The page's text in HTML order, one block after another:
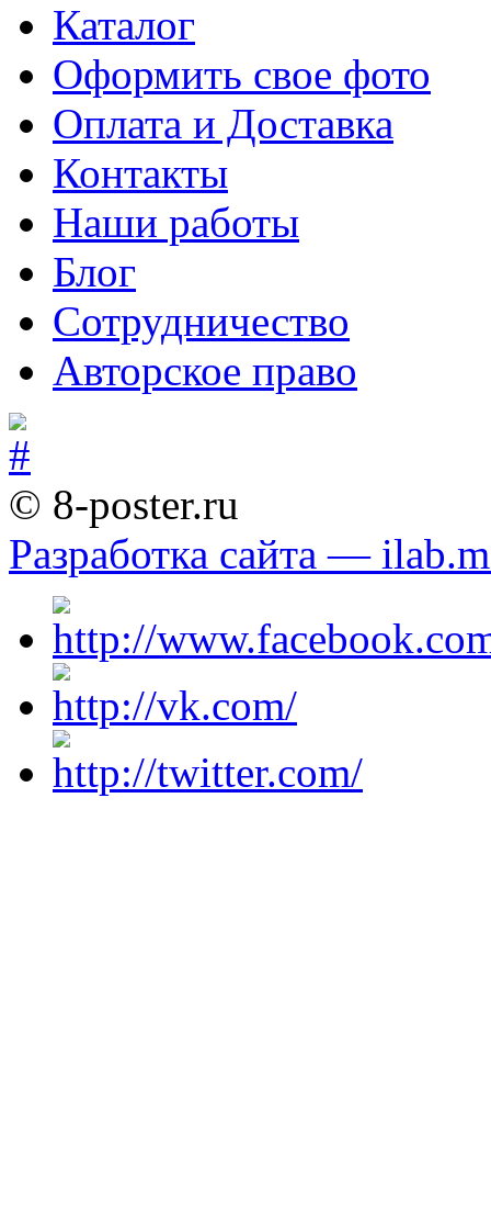
Каталог
Оформить свое фото
Оплата и Доставка
Контакты
Наши работы
Блог
Сотрудничество
Авторское право
© 8-poster.ru
Разработка сайта —